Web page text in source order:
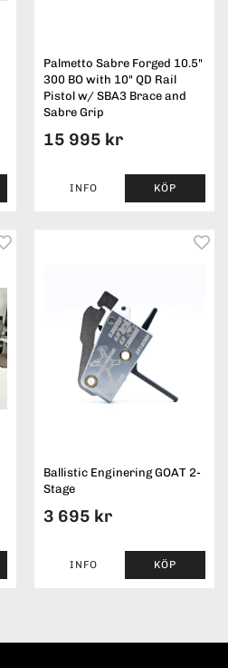
Palmetto Sabre Forged 10.5"
300 BO with 10" QD Rail
Pistol w/ SBA3 Brace and
Sabre Grip
15 995 kr
INFO KÖP
Ballistic Enginering GOAT 2-
Stage
3 695 kr
INFO KÖP